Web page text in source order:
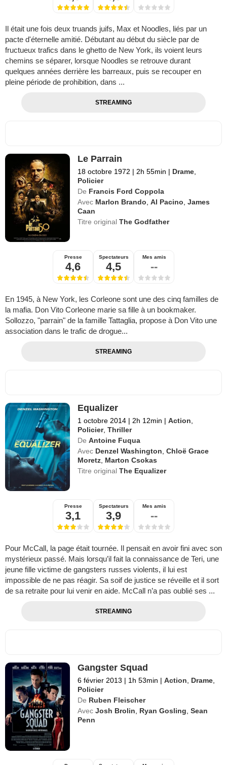
Il était une fois deux truands juifs, Max et Noodles, liés par un
pacte d'éternelle amitié. Débutant au début du siècle par de
fructueux trafics dans le ghetto de New York, ils voient leurs
chemins se séparer, lorsque Noodles se retrouve durant
quelques années derrière les barreaux, puis se recouper en
pleine période de prohibition, dans ...
STREAMING
Le Parrain
18 octobre 1972 | 2h 55min | Drame
Policier
De Francis Ford Coppola
Avec Marlon Brando ,Al Pacino ,James
Caan
Titre originalThe Godfather
Presse
4,6
Spectateurs
4,5
Mes amis
--
En 1945, à New York, les Corleone sont une des cinq familles de
la mafia. Don Vito Corleone marie sa fille à un bookmaker.
Sollozzo, "parrain" de la famille Tattaglia, propose à Don Vito une
association dans le trafic de drogue...
STREAMING
Equalizer
1 octobre 2014 | 2h 12min | Action
Policier,Thriller
De Antoine Fuqua
Avec Denzel Washington ,Chloë Grace
Moretz Marton Csokas
Titre originalThe Equalizer
Presse
3,1
Spectateurs
3,9
Mes amis
--
Pour McCall, la page était tournée. Il pensait en avoir fini avec son
mystérieux passé. Mais lorsqu’il fait la connaissance de Teri, une
jeune fille victime de gangsters russes violents, il lui est
impossible de ne pas réagir. Sa soif de justice se réveille et il sort
de sa retraite pour lui venir en aide. McCall n’a pas oublié ses ...
STREAMING
Gangster Squad
6 février 2013 | 1h 53min | Action Drame
Policier
De Ruben Fleischer
Avec Josh Brolin Ryan Gosling ,Sean
Penn